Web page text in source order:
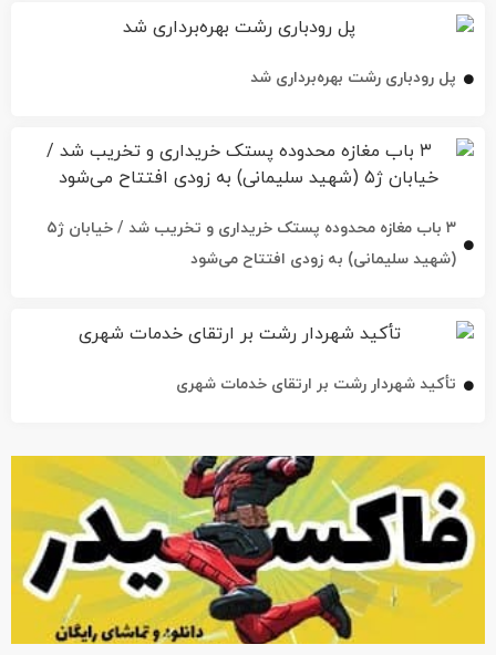
پل رودباری رشت بهره‌برداری شد
۳ باب مغازه محدوده پستک خریداری و تخریب شد / خیابان ژ۵
(شهید سلیمانی) به زودی افتتاح می‌شود
تأکید شهردار رشت بر ارتقای خدمات شهری